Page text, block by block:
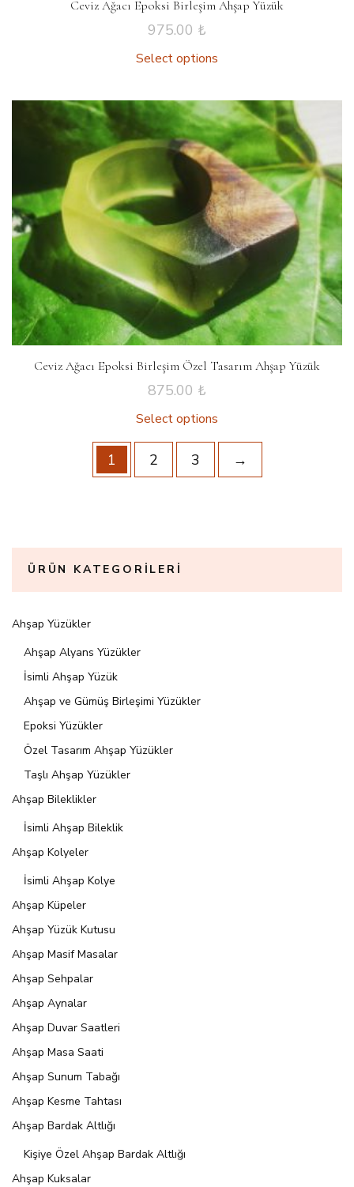
Ceviz Ağacı Epoksi Birleşim Ahşap Yüzük
975.00 ₺
Select options
Ceviz Ağacı Epoksi Birleşim Özel Tasarım Ahşap Yüzük
875.00 ₺
Select options
1 2 3 →
ÜRÜN KATEGORILERI
Ahşap Yüzükler
Ahşap Alyans Yüzükler
İsimli Ahşap Yüzük
Ahşap ve Gümüş Birleşimi Yüzükler
Epoksi Yüzükler
Özel Tasarım Ahşap Yüzükler
Taşlı Ahşap Yüzükler
Ahşap Bileklikler
İsimli Ahşap Bileklik
Ahşap Kolyeler
İsimli Ahşap Kolye
Ahşap Küpeler
Ahşap Yüzük Kutusu
Ahşap Masif Masalar
Ahşap Sehpalar
Ahşap Aynalar
Ahşap Duvar Saatleri
Ahşap Masa Saati
Ahşap Sunum Tabağı
Ahşap Kesme Tahtası
Ahşap Bardak Altlığı
Kişiye Özel Ahşap Bardak Altlığı
Ahşap Kuksalar